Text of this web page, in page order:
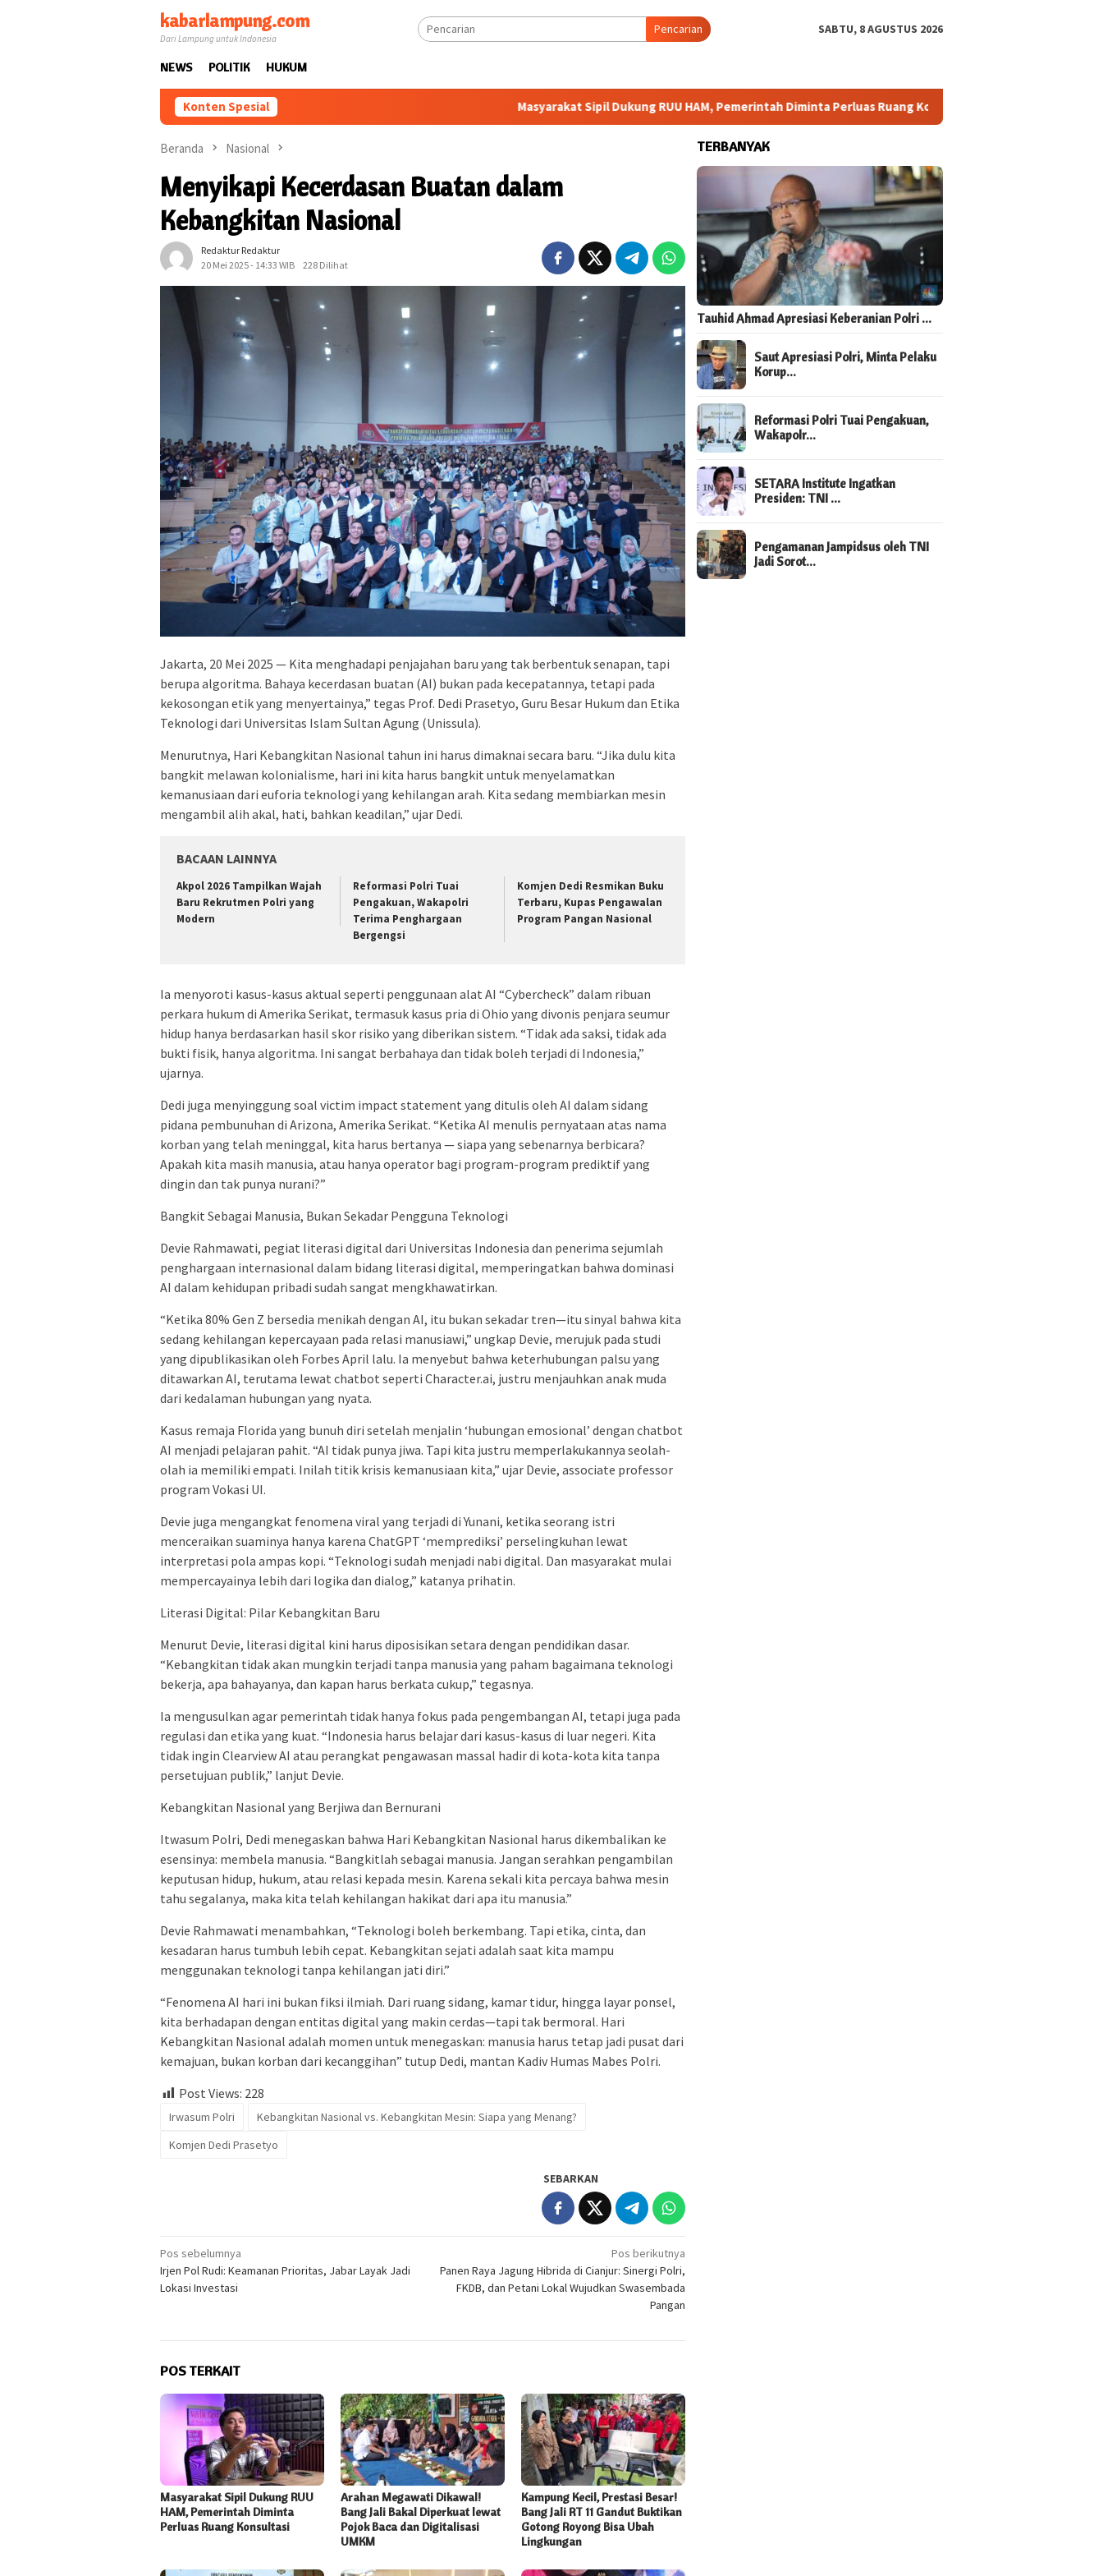
kabarlampung.com
Dari Lampung untuk Indonesia
Pencarian SABTU, 8 AGUSTUS 2026
NEWS POLITIK HUKUM
Konten Spesial Masyarakat Sipil Dukung RUU HAM, Pemerintah Diminta Perluas Ruang Konsultasi
Beranda Nasional
Menyikapi Kecerdasan Buatan dalam
Kebangkitan Nasional
Redaktur Redaktur
20 Mei 2025 - 14:33 WIB
228 Dilihat
Jakarta, 20 Mei 2025 — Kita menghadapi penjajahan baru yang tak berbentuk senapan, tapi
berupa algoritma. Bahaya kecerdasan buatan (AI) bukan pada kecepatannya, tetapi pada
kekosongan etik yang menyertainya,” tegas Prof. Dedi Prasetyo, Guru Besar Hukum dan Etika
Teknologi dari Universitas Islam Sultan Agung (Unissula).
Menurutnya, Hari Kebangkitan Nasional tahun ini harus dimaknai secara baru. “Jika dulu kita
bangkit melawan kolonialisme, hari ini kita harus bangkit untuk menyelamatkan
kemanusiaan dari euforia teknologi yang kehilangan arah. Kita sedang membiarkan mesin
mengambil alih akal, hati, bahkan keadilan,” ujar Dedi.
BACAAN LAINNYA
Akpol 2026 Tampilkan Wajah
Baru Rekrutmen Polri yang
Modern
Reformasi Polri Tuai
Pengakuan, Wakapolri
Terima Penghargaan
Bergengsi
Komjen Dedi Resmikan Buku
Terbaru, Kupas Pengawalan
Program Pangan Nasional
Ia menyoroti kasus-kasus aktual seperti penggunaan alat AI “Cybercheck” dalam ribuan
perkara hukum di Amerika Serikat, termasuk kasus pria di Ohio yang divonis penjara seumur
hidup hanya berdasarkan hasil skor risiko yang diberikan sistem. “Tidak ada saksi, tidak ada
bukti fisik, hanya algoritma. Ini sangat berbahaya dan tidak boleh terjadi di Indonesia,”
ujarnya.
Dedi juga menyinggung soal victim impact statement yang ditulis oleh AI dalam sidang
pidana pembunuhan di Arizona, Amerika Serikat. “Ketika AI menulis pernyataan atas nama
korban yang telah meninggal, kita harus bertanya — siapa yang sebenarnya berbicara?
Apakah kita masih manusia, atau hanya operator bagi program-program prediktif yang
dingin dan tak punya nurani?”
Bangkit Sebagai Manusia, Bukan Sekadar Pengguna Teknologi
Devie Rahmawati, pegiat literasi digital dari Universitas Indonesia dan penerima sejumlah
penghargaan internasional dalam bidang literasi digital, memperingatkan bahwa dominasi
AI dalam kehidupan pribadi sudah sangat mengkhawatirkan.
“Ketika 80% Gen Z bersedia menikah dengan AI, itu bukan sekadar tren—itu sinyal bahwa kita
sedang kehilangan kepercayaan pada relasi manusiawi,” ungkap Devie, merujuk pada studi
yang dipublikasikan oleh Forbes April lalu. Ia menyebut bahwa keterhubungan palsu yang
ditawarkan AI, terutama lewat chatbot seperti Character.ai, justru menjauhkan anak muda
dari kedalaman hubungan yang nyata.
Kasus remaja Florida yang bunuh diri setelah menjalin ‘hubungan emosional’ dengan chatbot
AI menjadi pelajaran pahit. “AI tidak punya jiwa. Tapi kita justru memperlakukannya seolah-
olah ia memiliki empati. Inilah titik krisis kemanusiaan kita,” ujar Devie, associate professor
program Vokasi UI.
Devie juga mengangkat fenomena viral yang terjadi di Yunani, ketika seorang istri
menceraikan suaminya hanya karena ChatGPT ‘memprediksi’ perselingkuhan lewat
interpretasi pola ampas kopi. “Teknologi sudah menjadi nabi digital. Dan masyarakat mulai
mempercayainya lebih dari logika dan dialog,” katanya prihatin.
Literasi Digital: Pilar Kebangkitan Baru
Menurut Devie, literasi digital kini harus diposisikan setara dengan pendidikan dasar.
“Kebangkitan tidak akan mungkin terjadi tanpa manusia yang paham bagaimana teknologi
bekerja, apa bahayanya, dan kapan harus berkata cukup,” tegasnya.
Ia mengusulkan agar pemerintah tidak hanya fokus pada pengembangan AI, tetapi juga pada
regulasi dan etika yang kuat. “Indonesia harus belajar dari kasus-kasus di luar negeri. Kita
tidak ingin Clearview AI atau perangkat pengawasan massal hadir di kota-kota kita tanpa
persetujuan publik,” lanjut Devie.
Kebangkitan Nasional yang Berjiwa dan Bernurani
Itwasum Polri, Dedi menegaskan bahwa Hari Kebangkitan Nasional harus dikembalikan ke
esensinya: membela manusia. “Bangkitlah sebagai manusia. Jangan serahkan pengambilan
keputusan hidup, hukum, atau relasi kepada mesin. Karena sekali kita percaya bahwa mesin
tahu segalanya, maka kita telah kehilangan hakikat dari apa itu manusia.”
Devie Rahmawati menambahkan, “Teknologi boleh berkembang. Tapi etika, cinta, dan
kesadaran harus tumbuh lebih cepat. Kebangkitan sejati adalah saat kita mampu
menggunakan teknologi tanpa kehilangan jati diri.”
“Fenomena AI hari ini bukan fiksi ilmiah. Dari ruang sidang, kamar tidur, hingga layar ponsel,
kita berhadapan dengan entitas digital yang makin cerdas—tapi tak bermoral. Hari
Kebangkitan Nasional adalah momen untuk menegaskan: manusia harus tetap jadi pusat dari
kemajuan, bukan korban dari kecanggihan” tutup Dedi, mantan Kadiv Humas Mabes Polri.
Post Views: 228
Irwasum Polri
Kebangkitan Nasional vs. Kebangkitan Mesin: Siapa yang Menang?
Komjen Dedi Prasetyo
SEBARKAN
Navigasi
pos
Pos sebelumnya
Irjen Pol Rudi: Keamanan Prioritas, Jabar Layak Jadi
Lokasi Investasi
Pos berikutnya
Panen Raya Jagung Hibrida di Cianjur: Sinergi Polri,
FKDB, dan Petani Lokal Wujudkan Swasembada
Pangan
POS TERKAIT
Masyarakat Sipil Dukung RUU
HAM, Pemerintah Diminta
Perluas Ruang Konsultasi
Arahan Megawati Dikawal!
Bang Jali Bakal Diperkuat lewat
Pojok Baca dan Digitalisasi
UMKM
Kampung Kecil, Prestasi Besar!
Bang Jali RT 11 Gandut Buktikan
Gotong Royong Bisa Ubah
Lingkungan
TERBANYAK
Tauhid Ahmad Apresiasi Keberanian Polri …
Saut Apresiasi Polri, Minta Pelaku
Korup…
Reformasi Polri Tuai Pengakuan,
Wakapolr…
SETARA Institute Ingatkan
Presiden: TNI …
Pengamanan Jampidsus oleh TNI
Jadi Sorot…